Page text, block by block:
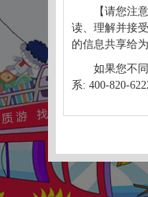
【请您注
读、理解并接
的信息共享给
如果您不
系: 400-820-